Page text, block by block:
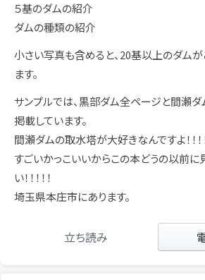
５基のダムの紹介
ダムの種類の紹介
小さい写真も含めると、20基以上のダムが
ます。
サンプルでは、黒部ダム全ページと間瀬
掲載しています。
間瀬ダムの取水塔が大好きなんですよ！！！
すごいかっこいいからこの本どうの以前に
い！！！！！
埼玉県本庄市にあります。
立ち読み